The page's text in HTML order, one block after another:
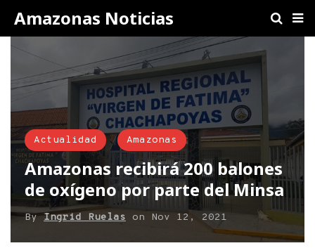
Amazonas Noticias
Actualidad Amazonas
Amazonas recibirá 200 balones
de oxígeno por parte del Minsa
ByIngrid Ruelas on Nov 12, 2021